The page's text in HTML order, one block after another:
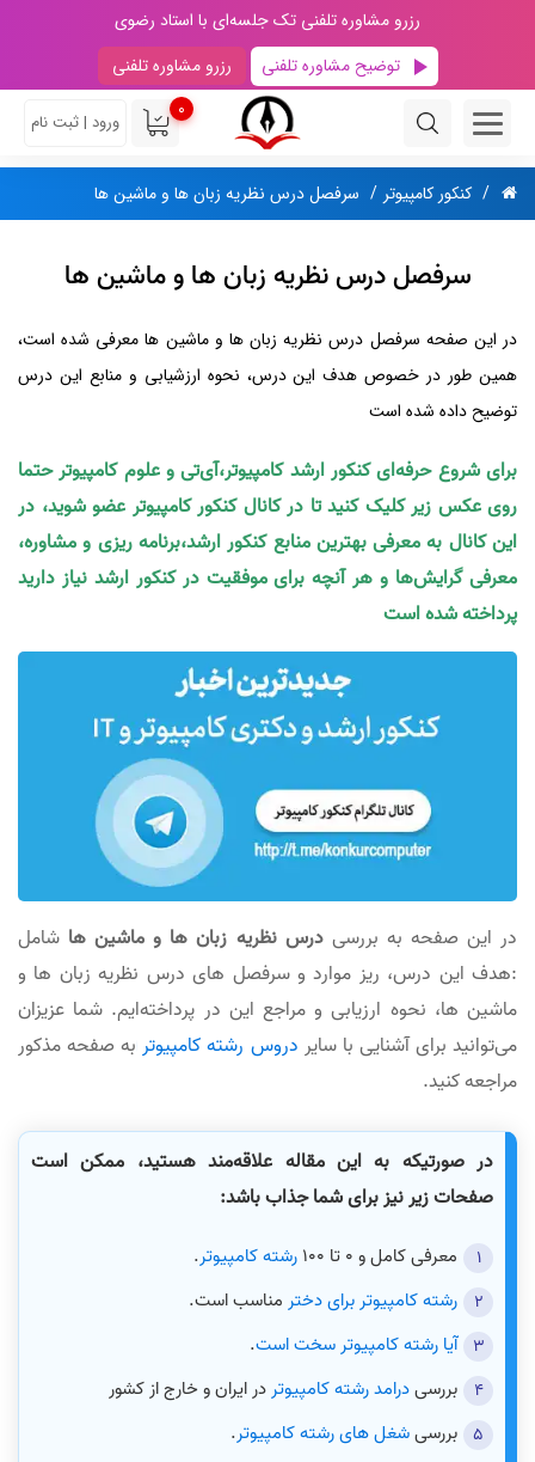
رزرو مشاوره تلفنی تک جلسه‌ای با استاد رضوی
توضیح مشاوره تلفنی
رزرو مشاوره تلفنی
0
ورود | ثبت نام
کنکور کامپیوتر سرفصل درس نظریه زبان ها و ماشین ها
سرفصل درس نظریه زبان ها و ماشین ها
در این صفحه سرفصل درس نظریه زبان ها و ماشین ها معرفی شده است،
همین طور در خصوص هدف این درس، نحوه ارزشیابی و منابع این درس
توضیح داده شده است
برای شروع حرفه‌ای کنکور ارشد کامپیوتر،آی‌تی و علوم کامپیوتر حتما
روی عکس زیر کلیک کنید تا در کانال کنکور کامپیوتر عضو شوید، در
این کانال به معرفی بهترین منابع کنکور ارشد،برنامه ریزی و مشاوره،
معرفی گرایش‌ها و هر آنچه برای موفقیت در کنکور ارشد نیاز دارید
پرداخته شده است
در این صفحه به بررسیدر‌س نظریه زبان ها و ماشین ها شامل
:هدف این درس، ریز موارد و سرفصل های درس نظریه زبان ها و
ماشین ها، نحوه ارزیابی و مراجع این در پرداخته‌ایم. شما عزیزان
می‌توانید برای آشنایی با سایر دروس رشته کامپیوتربه صفحه مذکور
مراجعه کنید.
در صورتیکه به این مقاله علاقه‌مند هستید، ممکن است
صفحات زیر نیز برای شما جذاب باشد:
معرفی کامل و 0 تا 100 رشته کامپیوتر.
رشته کامپیوتر برای دختر مناسب است.
آیا رشته کامپیوتر سخت است.
بررسیدرامد رشته کامپیوتردر ایران و خارج از کشور
بررسیشغل های رشته کامپیوتر.